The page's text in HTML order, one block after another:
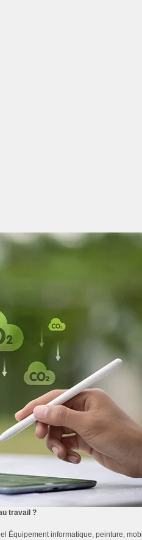
travail ?
Équipement informatique, peinture,